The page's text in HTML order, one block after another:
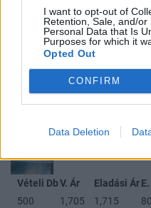
I want to opt-out of
Retention, Sale, and/or
Personal Data that Is
Purposes for which it
Opted Out
CONFIRM
Data Deletion
Nemtommilesz
Előzmény:
Köszönjük szépen!
3 2
Vételi DbV. Ár Eladási Ár
500
1,705 1,715